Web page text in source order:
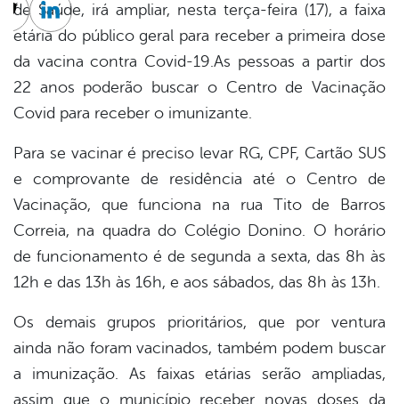
de Saúde, irá ampliar, nesta terça-feira (17), a faixa
etária do público geral para receber a primeira dose
da vacina contra Covid-19.As pessoas a partir dos
22 anos poderão buscar o Centro de Vacinação
Covid para receber o imunizante.
Para se vacinar é preciso levar RG, CPF, Cartão SUS
e comprovante de residência até o Centro de
Vacinação, que funciona na rua Tito de Barros
Correia, na quadra do Colégio Donino. O horário
de funcionamento é de segunda a sexta, das 8h às
12h e das 13h às 16h, e aos sábados, das 8h às 13h.
Os demais grupos prioritários, que por ventura
ainda não foram vacinados, também podem buscar
a imunização. As faixas etárias serão ampliadas,
assim que o município receber novas doses da
Twitter
Linkedin